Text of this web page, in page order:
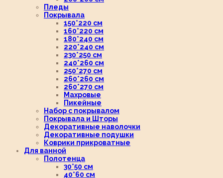
Пледы
Покрывала
150*220 см
160*220 см
180*240 см
220*240 см
230*250 см
240*260 см
250*270 см
260*260 см
260*270 см
Махровые
Пикейные
Набор с покрывалом
Покрывала и Шторы
Декоративные наволочки
Декоративные подушки
Коврики прикроватные
Для ванной
Полотенца
30*50 см
40*60 см